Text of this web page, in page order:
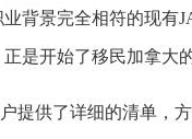
背景完全相符的现有
是开始了移民加拿大
供了详细的清单，方